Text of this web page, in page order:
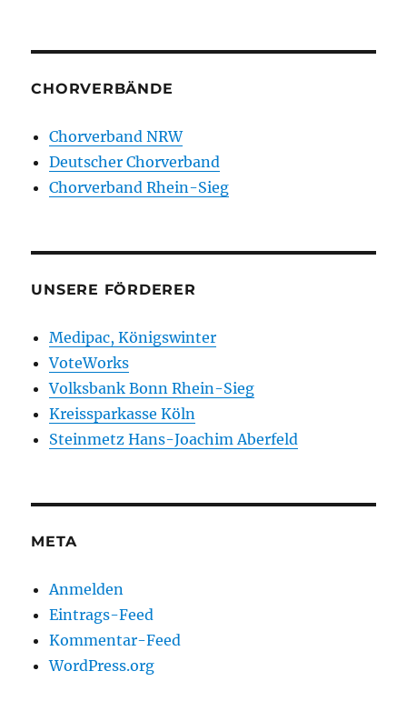
CHORVERBÄNDE
Chorverband NRW
Deutscher Chorverband
Chorverband Rhein-Sieg
UNSERE FÖRDERER
Medipac, Königswinter
VoteWorks
Volksbank Bonn Rhein-Sieg
Kreissparkasse Köln
Steinmetz Hans-Joachim Aberfeld
META
Anmelden
Eintrags-Feed
Kommentar-Feed
WordPress.org